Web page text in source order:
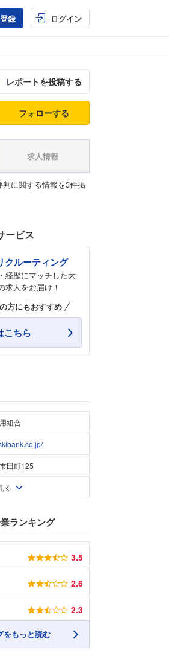
録 ログイン
レポートを投稿する
フォローする
求人情報
に関する情報を3件掲
ービス
クルーティング
経歴にマッチした大
求人をお届け！
方にもおすすめ
こちら
組合
田町125
る
ランキング
3.5
2.6
2.3
をもっと読む